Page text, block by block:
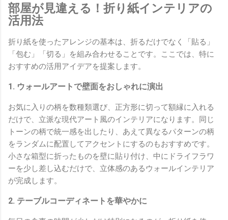
部屋が見違える！折り紙インテリアの
活用法
折り紙を使ったアレンジの基本は、折るだけでなく「貼る」
「包む」「切る」を組み合わせることです。ここでは、特に
おすすめの活用アイデアを提案します。
1. ウォールアートで壁面をおしゃれに演出
お気に入りの柄を数種類選び、正方形に切って額縁に入れる
だけで、立派な現代アート風のインテリアになります。同じ
トーンの柄で統一感を出したり、あえて異なるパターンの柄
をランダムに配置してアクセントにするのもおすすめです。
小さな箱型に折ったものを壁に貼り付け、中にドライフラワ
ーを少し差し込むだけで、立体感のあるウォールインテリア
が完成します。
2. テーブルコーディネートを華やかに